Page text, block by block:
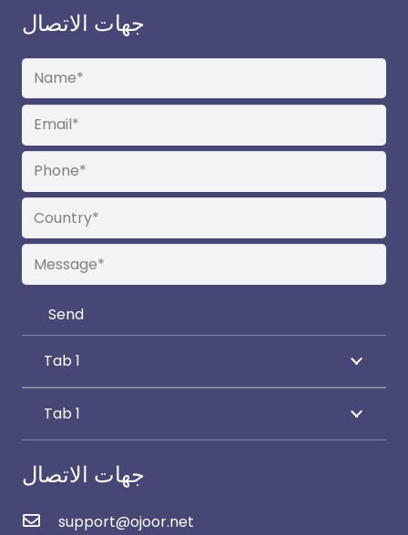
جهات الاتصال
Tab 1
Tab 1
جهات الاتصال
support@ojoor.net